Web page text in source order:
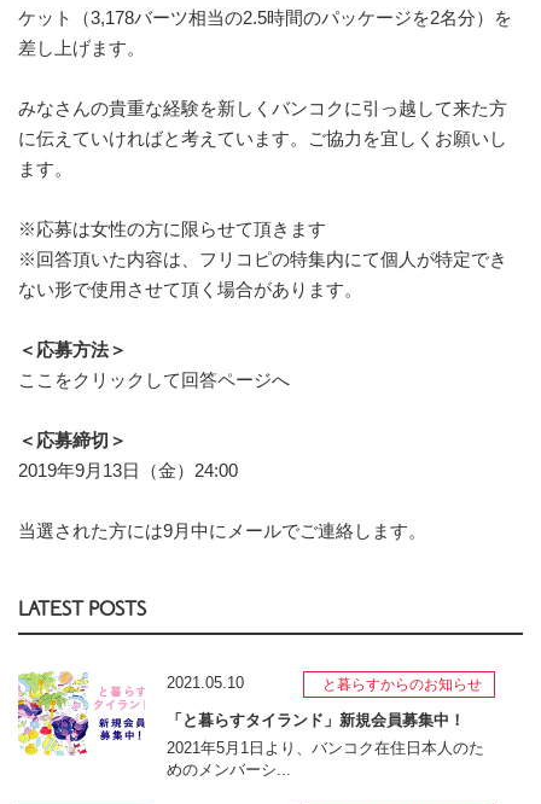
ケット（3,178バーツ相当の2.5時間のパッケージを2名分）を
差し上げます。
みなさんの貴重な経験を新しくバンコクに引っ越して来た方
に伝えていければと考えています。ご協力を宜しくお願いし
ます。
※応募は女性の方に限らせて頂きます
※回答頂いた内容は、フリコピの特集内にて個人が特定でき
ない形で使用させて頂く場合があります。
＜応募方法＞
ここをクリックして回答ページへ
＜応募締切＞
2019年9月13日（金）24:00
当選された方には9月中にメールでご連絡します。
LATEST POSTS
2021.05.10 と暮らすからのお知らせ
「と暮らすタイランド」新規会員募集中！
2021年5月1日より、バンコク在住日本人のた
めのメンバーシ...